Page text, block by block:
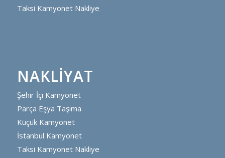
Taksi Kamyonet Nakliye
NAKLIYAT
Şehir İçi Kamyonet
Parça Eşya Taşıma
Küçük Kamyonet
İstanbul Kamyonet
Taksi Kamyonet Nakliye